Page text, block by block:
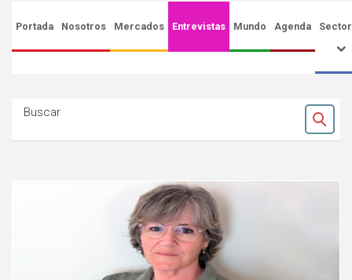
Portada Nosotros Mercados Entrevistas Mundo Agenda
Buscar
Ok